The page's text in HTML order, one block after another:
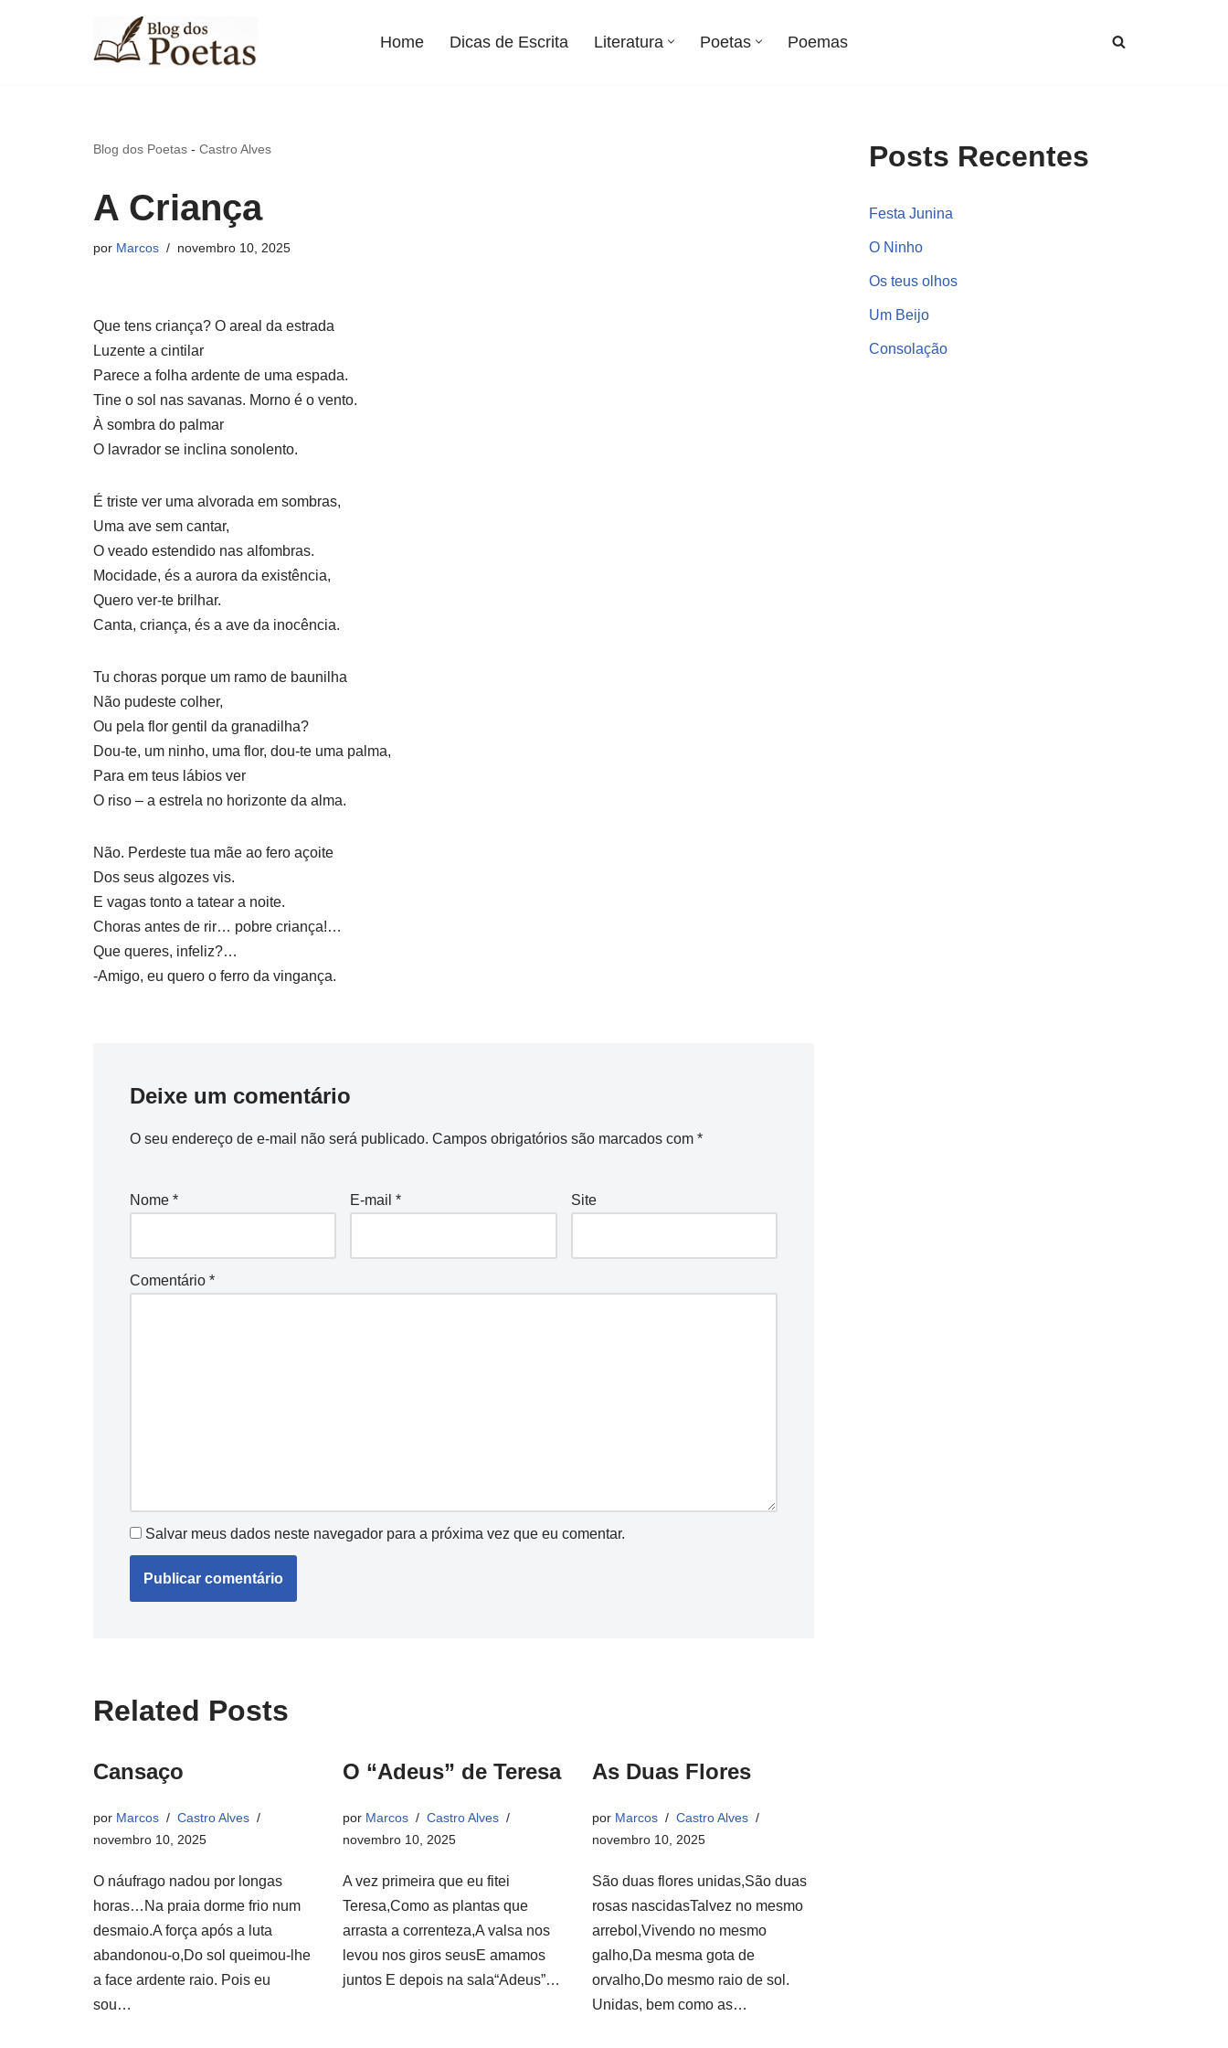
Home Dicas de Escrita Literatura Poetas Poemas
Blog dos Poetas - Castro Alves
A Criança
por Marcos novembro 10, 2025
Que tens criança? O areal da estrada
Luzente a cintilar
Parece a folha ardente de uma espada.
Tine o sol nas savanas. Morno é o vento.
À sombra do palmar
O lavrador se inclina sonolento.
É triste ver uma alvorada em sombras,
Uma ave sem cantar,
O veado estendido nas alfombras.
Mocidade, és a aurora da existência,
Quero ver-te brilhar.
Canta, criança, és a ave da inocência.
Tu choras porque um ramo de baunilha
Não pudeste colher,
Ou pela flor gentil da granadilha?
Dou-te, um ninho, uma flor, dou-te uma palma,
Para em teus lábios ver
O riso – a estrela no horizonte da alma.
Não. Perdeste tua mãe ao fero açoite
Dos seus algozes vis.
E vagas tonto a tatear a noite.
Choras antes de rir… pobre criança!…
Que queres, infeliz?…
-Amigo, eu quero o ferro da vingança.
Deixe um comentário
O seu endereço de e-mail não será publicado. Campos obrigatórios são marcados com *
Nome * E-mail* Site
Comentário *
Salvar meus dados neste navegador para a próxima vez que eu comentar.
Related Posts
Cansaço
por Marcos
Castro Alves
novembro 10, 2025
O náufrago nadou por longas
horas…Na praia dorme frio num
desmaio.A força após a luta
abandonou-o,Do sol queimou-lhe
a face ardente raio. Pois eu
sou…
O “Adeus” de Teresa
por Marcos
Castro Alves
novembro 10, 2025
A vez primeira que eu fitei
Teresa,Como as plantas que
arrasta a correnteza,A valsa nos
levou nos giros seusE amamos
juntos E depois na sala“Adeus”…
As Duas Flores
por Marcos
Castro Alves
novembro 10, 2025
São duas flores unidas,São duas
rosas nascidasTalvez no mesmo
arrebol,Vivendo no mesmo
galho,Da mesma gota de
orvalho,Do mesmo raio de sol.
Unidas, bem como as…
Posts Recentes
Festa Junina
O Ninho
Os teus olhos
Um Beijo
Consolação